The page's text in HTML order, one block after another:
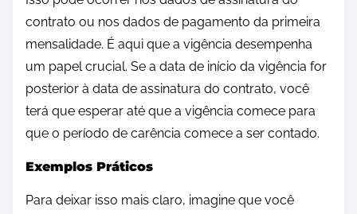
contrato ou nos dados de pagamento da primeira
mensalidade. É aqui que a vigência desempenha
um papel crucial. Se a data de início da vigência for
posterior à data de assinatura do contrato, você
terá que esperar até que a vigência comece para
que o período de carência comece a ser contado.
Exemplos Práticos
Para deixar isso mais claro, imagine que você